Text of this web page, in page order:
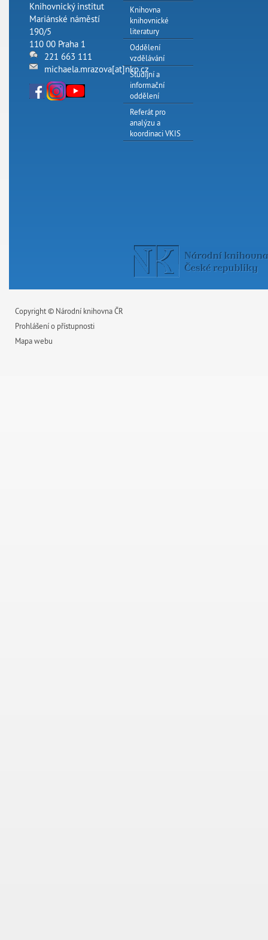
Knihovnický institut
Mariánské náměstí
190/5
110 00 Praha 1
221 663 111
michaela.mrazova[at]nkp.cz
Knihovna
knihovnické
literatury
Oddělení
vzdělávání
Studijní a
informační
oddělení
Referát pro
analýzu a
koordinaci VKIS
Copyright © Národní knihovna ČR
Prohlášení o přístupnosti
Mapa webu